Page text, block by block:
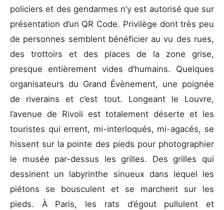
policiers et des gendarmes n’y est autorisé que sur
présentation d’un QR Code. Privilège dont très peu
de personnes semblent bénéficier au vu des rues,
des trottoirs et des places de la zone grise,
presque entièrement vides d’humains. Quelques
organisateurs du Grand Évènement, une poignée
de riverains et c’est tout. Longeant le Louvre,
l’avenue de Rivoli est totalement déserte et les
touristes qui errent, mi-interloqués, mi-agacés, se
hissent sur la pointe des pieds pour photographier
le musée par-dessus les grilles. Des grilles qui
dessinent un labyrinthe sinueux dans lequel les
piétons se bousculent et se marchent sur les
pieds. À Paris, les rats d’égout pullulent et